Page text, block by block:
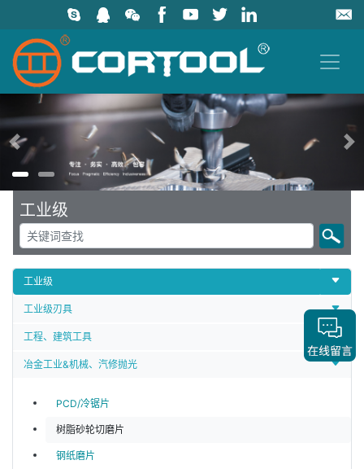
上一页
工业级
工业级
工业级刃具
工程、建筑工具
冶金工业&机械、汽修抛光
PCD/冷锯片
树脂砂轮切磨片
钢纸磨片